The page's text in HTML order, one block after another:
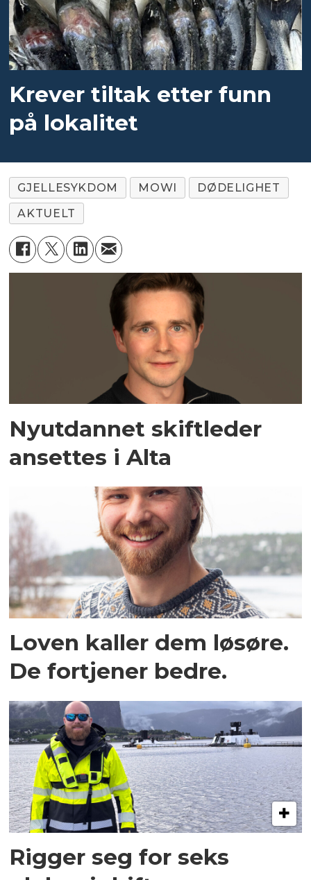
Krever tiltak etter funn
på lokalitet
GJELLESYKDOM MOWI
DØDELIGHET
AKTUELT
Nyutdannet skiftleder
ansettes i Alta
Loven kaller dem løsøre.
De fortjener bedre.
Rigger seg for seks